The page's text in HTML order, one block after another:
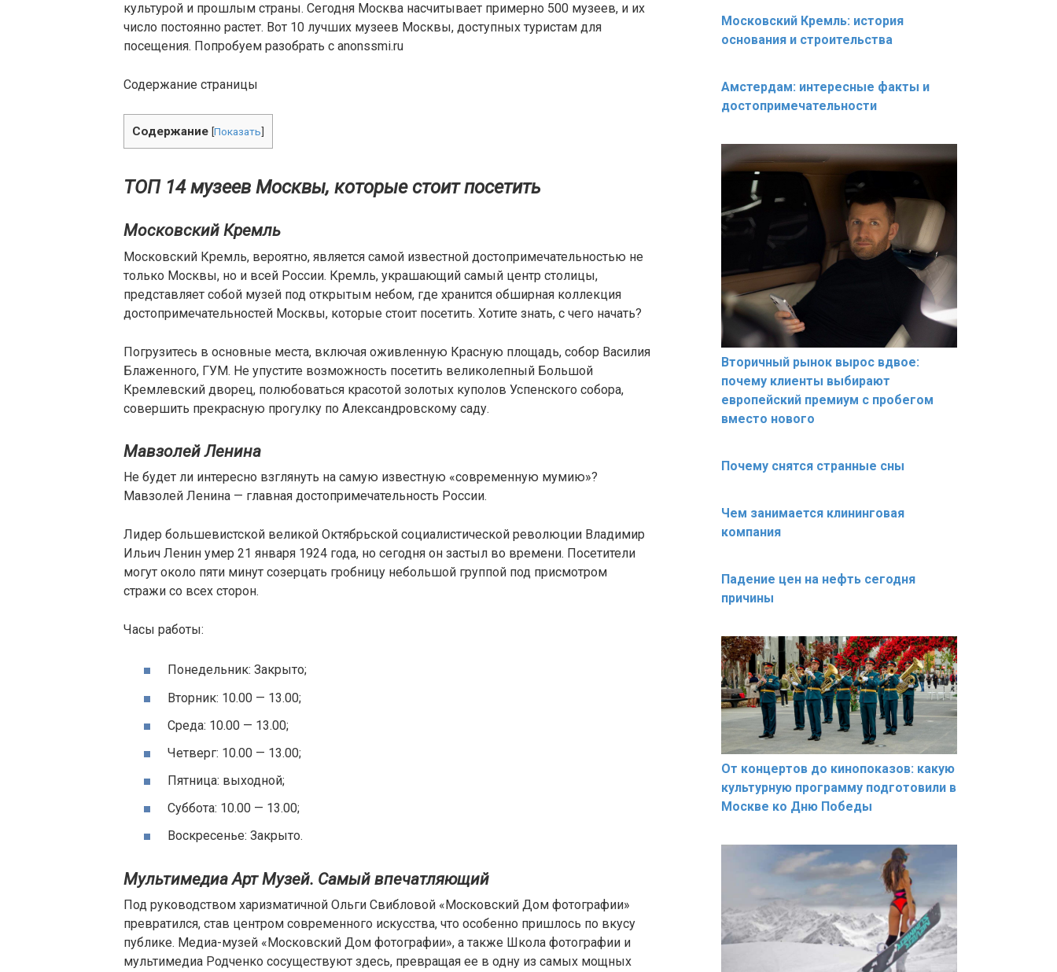
культурой и прошлым страны. Сегодня Москва насчитывает примерно 500 музеев, и их
число постоянно растет. Вот 10 лучших музеев Москвы, доступных туристам для
посещения. Попробуем разобрать с anonssmi.ru
Содержание страницы
Содержание [Показать]
ТОП 14 музеев Москвы, которые стоит посетить
Московский Кремль
Московский Кремль, вероятно, является самой известной достопримечательностью не
только Москвы, но и всей России. Кремль, украшающий самый центр столицы,
представляет собой музей под открытым небом, где хранится обширная коллекция
достопримечательностей Москвы, которые стоит посетить. Хотите знать, с чего начать?
Погрузитесь в основные места, включая оживленную Красную площадь, собор Василия
Блаженного, ГУМ. Не упустите возможность посетить великолепный Большой
Кремлевский дворец, полюбоваться красотой золотых куполов Успенского собора,
совершить прекрасную прогулку по Александровскому саду.
Мавзолей Ленина
Не будет ли интересно взглянуть на самую известную «современную мумию»?
Мавзолей Ленина — главная достопримечательность России.
Лидер большевистской великой Октябрьской социалистической революции Владимир
Ильич Ленин умер 21 января 1924 года, но сегодня он застыл во времени. Посетители
могут около пяти минут созерцать гробницу небольшой группой под присмотром
стражи со всех сторон.
Часы работы:
Понедельник: Закрыто;
Вторник: 10.00 — 13.00;
Среда: 10.00 — 13.00;
Четверг: 10.00 — 13.00;
Пятница: выходной;
Суббота: 10.00 — 13.00;
Воскресенье: Закрыто.
Мультимедиа Арт Музей. Самый впечатляющий
Под руководством харизматичной Ольги Свибловой «Московский Дом фотографии»
превратился, став центром современного искусства, что особенно пришлось по вкусу
публике. Медиа-музей «Московский Дом фотографии», а также Школа фотографии и
мультимедиа Родченко сосуществуют здесь, превращая ее в одну из самых мощных
Московский Кремль: история
основания и строительства
Амстердам: интересные факты и
достопримечательности
Вторичный рынок вырос вдвое:
почему клиенты выбирают
европейский премиум с пробегом
вместо нового
Почему снятся странные сны
Чем занимается клининговая
компания
Падение цен на нефть сегодня
причины
От концертов до кинопоказов: какую
культурную программу подготовили в
Москве ко Дню Победы